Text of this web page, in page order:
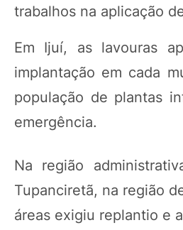
trabalhos na aplicação
Em Ijuí, as lavouras
implantação em cada
população de plantas
emergência.
Na região
Tupanciretã, na região
áreas exigiu replantio e